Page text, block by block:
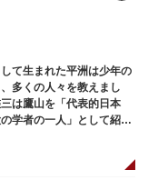
て生まれた平洲は少年の
多くの人々を教えまし
は鷹山を「代表的日本
学者の一人」として紹介
あります。